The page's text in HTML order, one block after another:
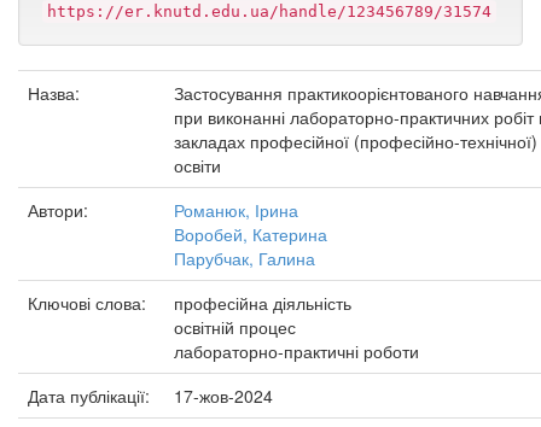
https://er.knutd.edu.ua/handle/123456789/31574
Назва:
Застосування практикоорієнтованого
при виконанні лабораторно-практичних робіт
закладах професійної (професійно-технічної)
освіти
Автори:
Романюк, Ірина
Воробей, Катерина
Парубчак, Галина
Ключові слова:
професійна діяльність
освітній процес
лабораторно-практичні роботи
Дата публікації:
17-жов-2024